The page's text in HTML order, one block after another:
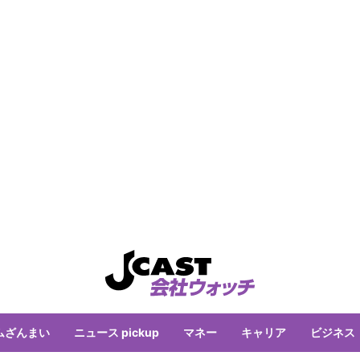
ざんまい ニュース pickup マネー キャリア ビジネス